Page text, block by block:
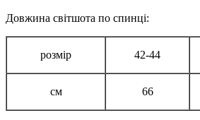
Довжина світшота по спинці:
розмір 42-44
см 66